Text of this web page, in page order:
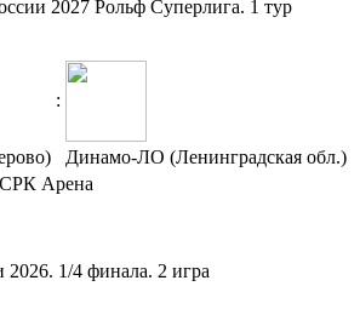
2027 Рольф Суперлига. 1 тур
:
Динамо-ЛО (Ленинградская обл.)
СРК Арена
2026. 1/4 финала. 2 игра